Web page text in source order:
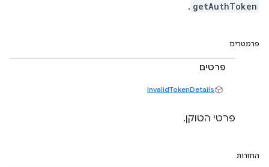
getAuthToken
.
פרמטרים
פרטים
InvalidTokenDetails
פרטי הטוקן.
החזרות